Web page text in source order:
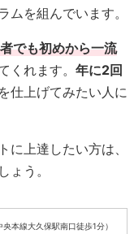
ムを組んでいます。
でも初めから一流
くれます。 年に2回
仕上げてみたい人に
上達したい方は、
ょう。
本線大久保駅南口徒歩1分）